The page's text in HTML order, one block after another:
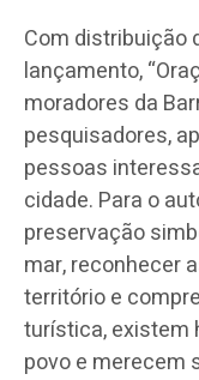
Com distribuição
lançamento,
moradores da
pesquisadores,
pessoas
cidade. Para o
preservação
mar, reconhecer
território e
turística, existem
povo e merecem